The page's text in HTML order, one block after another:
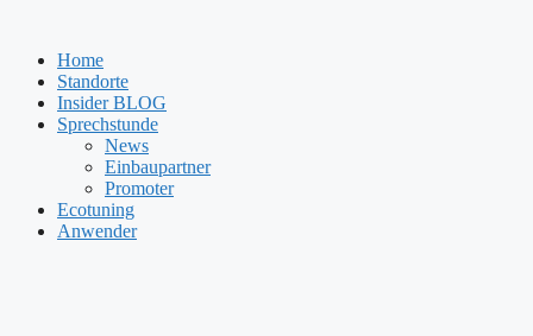
springenHome
Standorte
Insider BLOG
Sprechstunde
News
Einbaupartner
Promoter
Ecotuning
Anwender